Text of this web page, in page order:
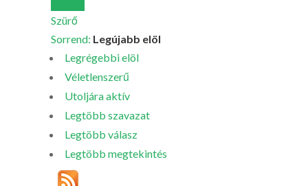
Szürő
Sorrend: Legújabb elöl
Legrégebbi elöl
Véletlenszerű
Utoljára aktív
Legtöbb szavazat
Legtöbb válasz
Legtöbb megtekintés